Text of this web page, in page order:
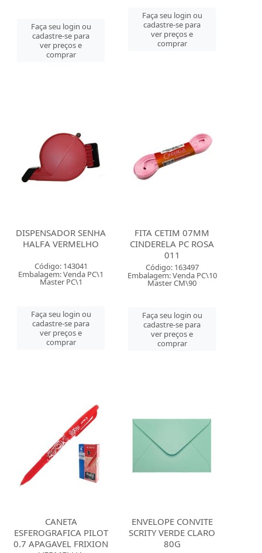
Faça seu login ou
cadastre-se para
ver preços e
comprar
Faça seu login ou
cadastre-se para
ver preços e
comprar
DISPENSADOR SENHA
HALFA VERMELHO
Código: 143041
Embalagem: Venda PC\1
Master PC\1
Faça seu login ou
cadastre-se para
ver preços e
comprar
FITA CETIM 07MM
CINDERELA PC ROSA
011
Código: 163497
Embalagem: Venda PC\10
Master CM\90
Faça seu login ou
cadastre-se para
ver preços e
comprar
CANETA
ESFEROGRAFICA PILOT
0.7 APAGAVEL FRIXION
ENVELOPE CONVITE
SCRITY VERDE CLARO
80G